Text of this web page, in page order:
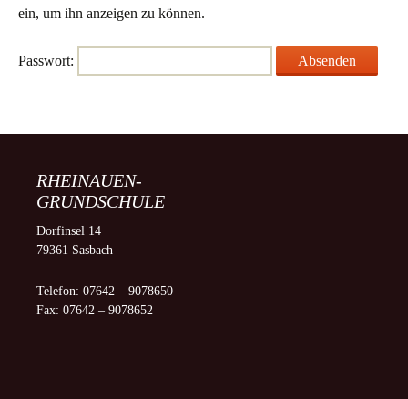
ein, um ihn anzeigen zu können.
Passwort:
RHEINAUEN-
GRUNDSCHULE
Dorfinsel 14
79361 Sasbach
Telefon: 07642 – 9078650
Fax: 07642 – 9078652